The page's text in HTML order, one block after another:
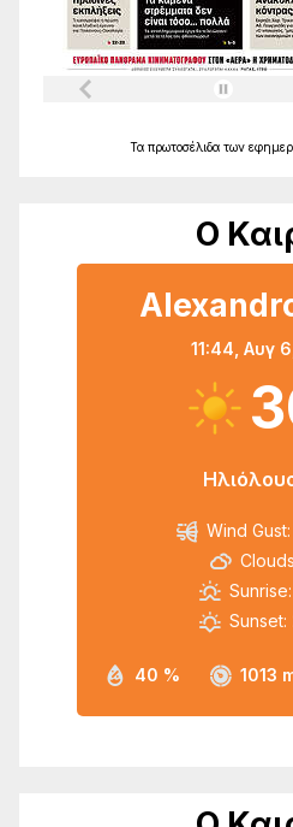
Τα πρωτοσέλιδα των
Ο
11:44, Αυγ
40 % 1013
Wind Gust:
Sunrise:
Sunset: